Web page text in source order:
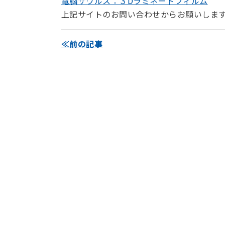
上記サイトのお問い合わせからお願いします
≪前の記事